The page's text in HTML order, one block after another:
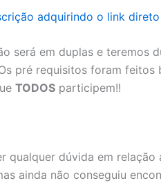
adquirindo o link
será em duplas e teremos
pré requisitos foram
TODOS participem!!
qualquer dúvida em relação
ainda não conseguiu